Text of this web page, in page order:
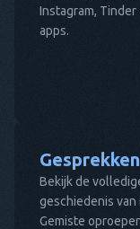
Instagram,
apps.
Bekijk de
geschiedenis
Gemiste